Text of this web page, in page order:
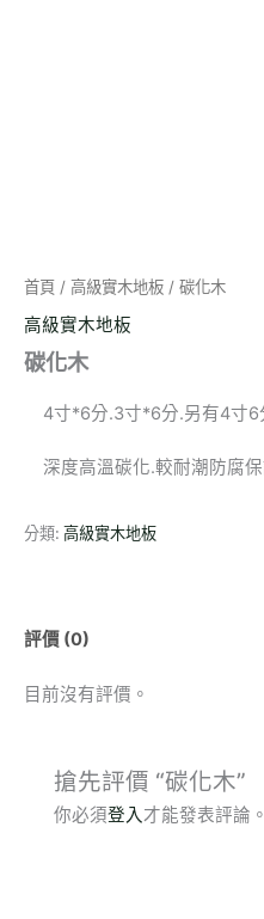
首頁 / 高級實木地板 / 碳化木
高級實木地板
碳化木
4寸*6分.3寸*6分.另有4寸6
深度高溫碳化.較耐潮防腐
分類: 高級實木地板
評價 (0)
目前沒有評價。
搶先評價 “碳化木”
你必須登入 才能發表評論。